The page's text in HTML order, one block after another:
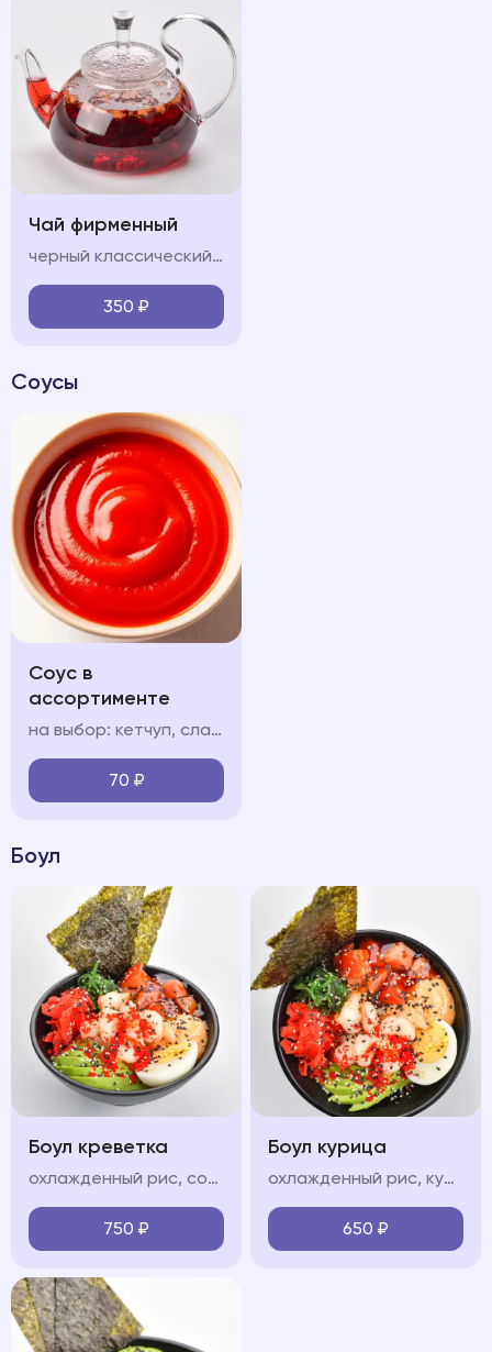
Чай фирменный
черный классический/Зеленый классический/Горные травы/Лесные ягоды
350 ₽
Соусы
Соус в
ассортименте
на выбор: кетчуп, сладкий чили соус чесночный, сырный
70 ₽
Боул
Боул креветка
охлажденный рис, сочные тигровые креветки, свежие овощи (огурец, авокадо, черри), яйцо, водоросли чукка, нори, икра "тобико", соус "терияки", соус "спайси", кунжут
750 ₽
Боул курица
охлажденный рис, куриная грудка, обжаренные в соусе терияки, свежие овощи (огурец, авокадо, черри), яйцо, водоросли чукка, нори, икра "тобико", соус "терияки", соус "спайси", кунжут
650 ₽